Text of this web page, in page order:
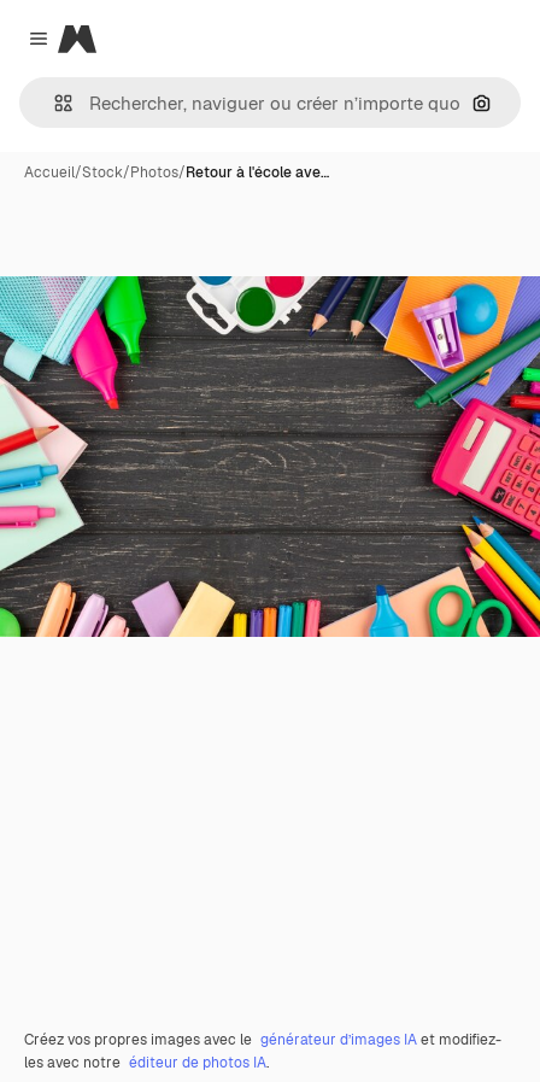
Close menu
Magnific
Accueil/Stock/Photos/Retour à l'école ave…
Créez vos propres images avec le générateur d’images IAet modifiez-
les avec notre éditeur de photos IA.